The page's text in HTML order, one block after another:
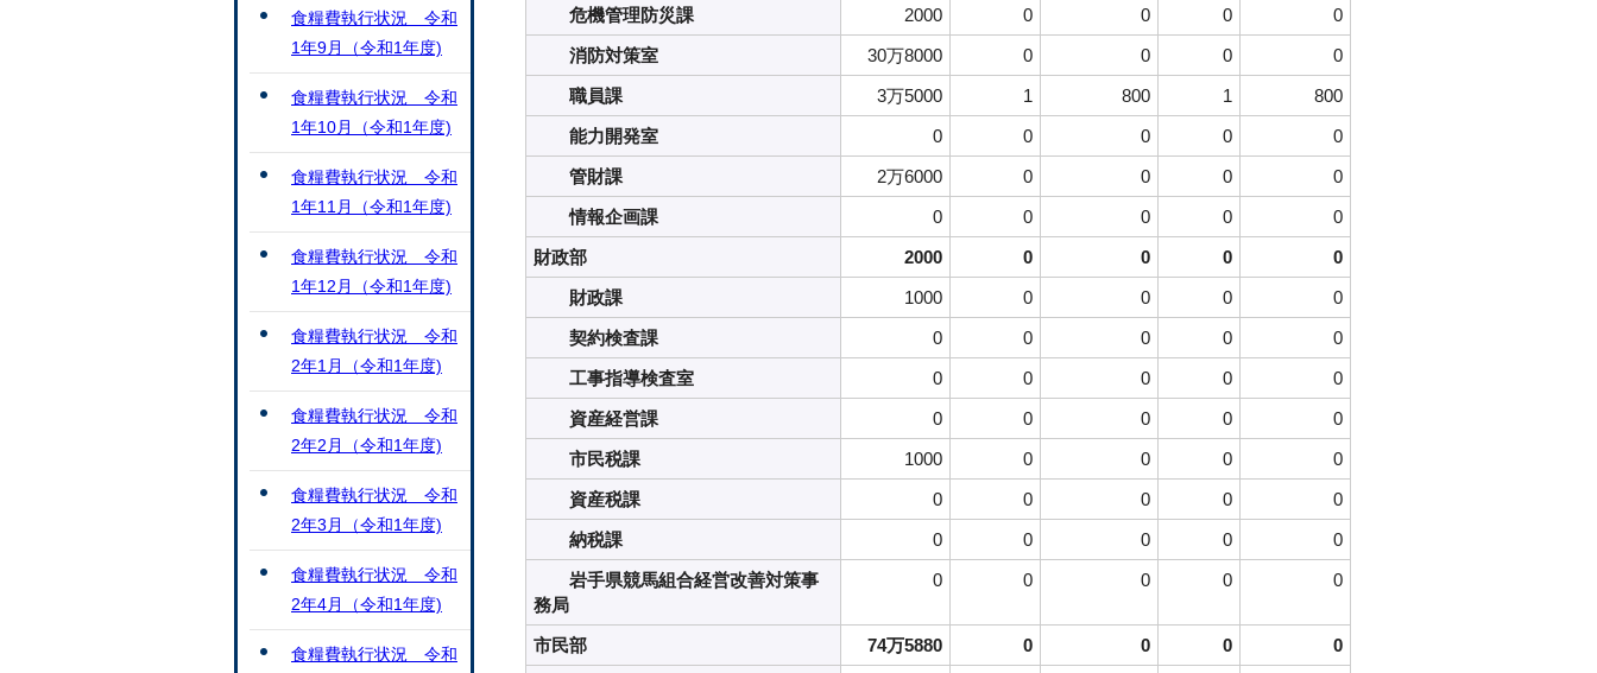
危機管理防災課
2000 0 0 0
0
消防対策室
30万8000 0 0 0
0
職員課
3万5000 1 800 1
800
能力開発室
0 0 0 0
0
管財課
2万6000 0 0 0
0
情報企画課
0 0 0 0
0
財政部
2000 0 0 0
0
財政課
1000 0 0 0
0
契約検査課
0 0 0 0
0
工事指導検査室
0 0 0 0
0
資産経営課
0 0 0 0
0
市民税課
1000 0 0 0
0
資産税課
0 0 0 0
0
納税課
0 0 0 0
0
岩手県競馬組合経営改善対策事
務局
0 0 0 0 0
市民部 74万5880 0 0 0
0
食糧費執行状況 令和
1年9月（令和1年度)
食糧費執行状況 令和
1年10月（令和1年度)
食糧費執行状況 令和
1年11月（令和1年度)
食糧費執行状況 令和
1年12月（令和1年度)
食糧費執行状況 令和
2年1月（令和1年度)
食糧費執行状況 令和
2年2月（令和1年度)
食糧費執行状況 令和
2年3月（令和1年度)
食糧費執行状況 令和
2年4月（令和1年度)
食糧費執行状況 令和